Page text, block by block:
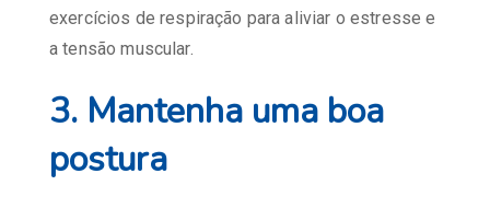
exercícios de respiração para aliviar o estresse e
a tensão muscular.
3. Mantenha uma boa
postura